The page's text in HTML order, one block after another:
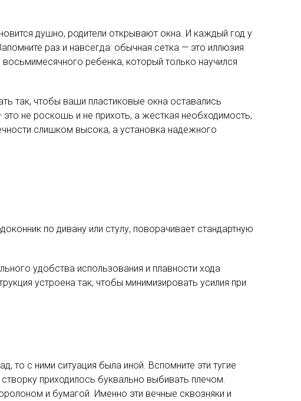
душно, родители открывают окна. И каждый год у
раз и навсегда: обычная сетка — это иллюзия
ребенка, который только научился
так, чтобы ваши пластиковые окна оставались
не роскошь и не прихоть, а жесткая необходимость,
слишком высока, а установка надежного
по дивану или стулу, поворачивает стандартную
удобства использования и плавности хода
устроена так, чтобы минимизировать усилия при
то с ними ситуация была иной. Вспомните эти тугие
приходилось буквально выбивать плечом.
и бумагой. Именно эти вечные сквозняки и